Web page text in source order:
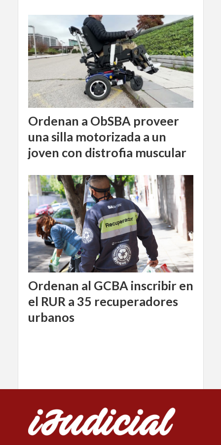
Ordenan a ObSBA proveer
una silla motorizada a un
joven con distrofia muscular
Ordenan al GCBA inscribir en
el RUR a 35 recuperadores
urbanos